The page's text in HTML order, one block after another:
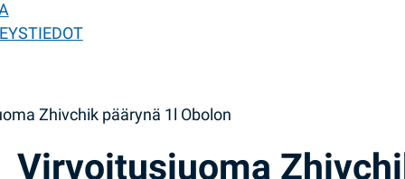
Zhivchik päärynä 1l Obolon
Virvoitusjuoma